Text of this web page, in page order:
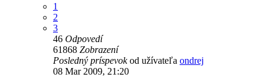
1
2
3
46 Odpovedí
61868 Zobrazení
Posledný príspevokod užívateľa ondrej
08 Mar 2009, 21:20